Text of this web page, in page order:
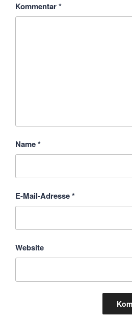
Kommentar*
Name*
E-Mail-Adresse*
Website